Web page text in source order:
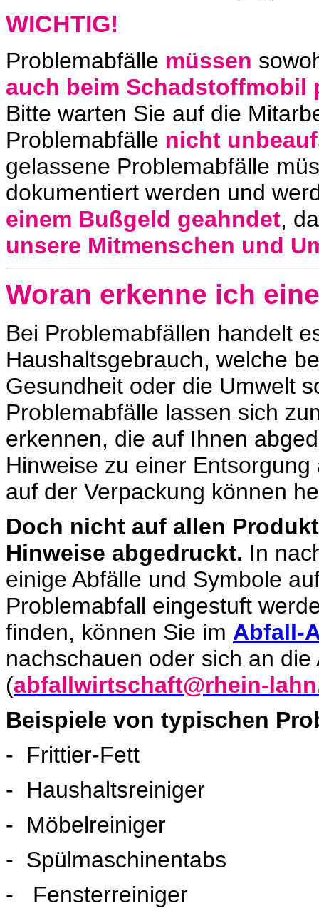
WICHTIG!
Problemabfälle müssen
auch beim Schadstoffmobil
Bitte warten Sie auf die
Problemabfälle nicht
gelassene Problemabfälle
dokumentiert werden und
einem Bußgeld geahndet,
unsere Mitmenschen und
Woran erkenne ich
Bei Problemabfällen handelt
Haushaltsgebrauch, welche
Gesundheit oder die Umwelt
Problemabfälle lassen sich
erkennen, die auf Ihnen
Hinweise zu einer
auf der Verpackung können
Doch nicht auf allen
Hinweise abgedruckt. In
einige Abfälle und Symbole
Problemabfall eingestuft
finden, können Sie im Abfall-
nachschauen oder sich an
(abfallwirtschaft@rhein-
Beispiele von typischen
- Frittier-Fett
- Haushaltsreiniger
- Möbelreiniger
- Spülmaschinentabs
- Fensterreiniger